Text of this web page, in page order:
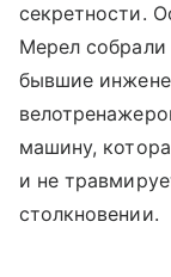
секретности.
Мерел
бывшие
машину,
и не
столкновении.